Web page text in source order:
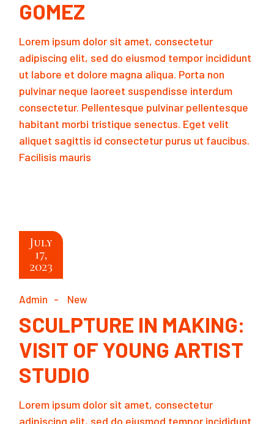
GOMEZ
Lorem ipsum dolor sit amet, consectetur
adipiscing elit, sed do eiusmod tempor incididunt
ut labore et dolore magna aliqua. Porta non
pulvinar neque laoreet suspendisse interdum
consectetur. Pellentesque pulvinar pellentesque
habitant morbi tristique senectus. Eget velit
aliquet sagittis id consectetur purus ut faucibus.
Facilisis mauris
July
17,
2023
Admin New
SCULPTURE IN MAKING:
VISIT OF YOUNG ARTIST
STUDIO
Lorem ipsum dolor sit amet, consectetur
adipiscing elit, sed do eiusmod tempor incididunt